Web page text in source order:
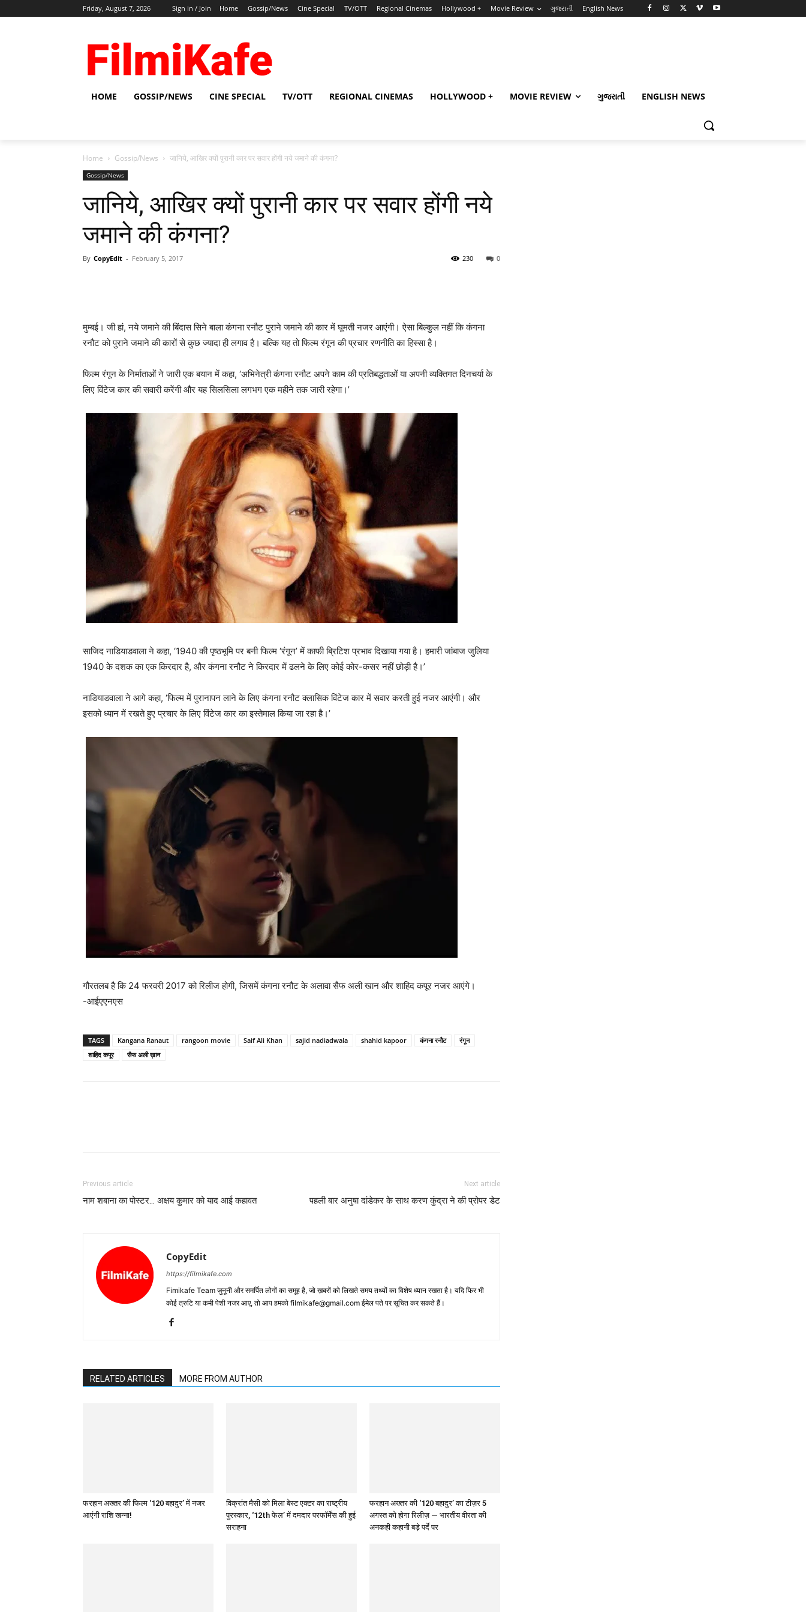
Friday, August 7, 2026 Sign in / Join Home Gossip/News Cine Special TV/OTT Regional Cinemas Hollywood + Movie Review ગુજરાતી English News
HOME GOSSIP/NEWS CINE SPECIAL TV/OTT REGIONAL CINEMAS HOLLYWOOD + MOVIE REVIEW ગુજરાતી ENGLISH NEWS
Home Gossip/News जानिये, आखिर क्‍यों पुरानी कार पर सवार होंगी नये जमाने की कंगना?
Gossip/News
जानिये, आखिर क्‍यों पुरानी कार पर सवार होंगी नये
जमाने की कंगना?
By CopyEdit - February 5, 2017 0
230
मुम्‍बई। जी हां, नये जमाने की बिंदास सिने बाला कंगना रनौट पुराने जमाने की कार में घूमती नजर आएंगी। ऐसा बिल्‍कुल नहीं कि कंगना
रनौट को पुराने जमाने की कारों से कुछ ज्‍यादा ही लगाव है। बल्‍कि यह तो फिल्‍म रंगून की प्रचार रणनीति का हिस्‍सा है।
फिल्‍म रंगून के निर्माताओं ने जारी एक बयान में कहा, ‘अभिनेत्री कंगना रनौट अपने काम की प्रतिबद्धताओं या अपनी व्यक्तिगत दिनचर्या के
लिए विंटेज कार की सवारी करेंगी और यह सिलसिला लगभग एक महीने तक जारी रहेगा।’
साजिद नाडियाडवाला ने कहा, ‘1940 की पृष्ठभूमि पर बनी फिल्‍म ‘रंगून’ में काफी ब्रिटिश प्रभाव दिखाया गया है। हमारी जांबाज जुलिया
1940 के दशक का एक किरदार है, और कंगना रनौट ने किरदार में ढलने के लिए कोई कोर-कसर नहीं छोड़ी है।’
नाडियाडवाला ने आगे कहा, ‘फिल्म में पुरानापन लाने के लिए कंगना रनौट क्लासिक विंटेज कार में सवार करती हुई नजर आएंगी। और
इसको ध्‍यान में रखते हुए प्रचार के लिए विंटेज कार का इस्‍तेमाल किया जा रहा है।’
गौरतलब है कि 24 फरवरी 2017 को रिलीज होगी, जिसमें कंगना रनौट के अलावा सैफ अली खान और शाहिद कपूर नजर आएंगे।
-आईएएनएस
TAGS Kangana Ranaut rangoon movie Saif Ali Khan sajid nadiadwala shahid kapoor कंगना रनौट
रंगून
शाहिद कपूर
सैफ अली ख़ान
Previous article
नाम शबाना का पोस्‍टर… अक्षय कुमार को याद आई कहावत
Next article
पहली बार अनुषा दांडेकर के साथ करण कुंद्रा ने की प्रोपर डेट
CopyEdit
https://filmikafe.com
Fimikafe Team जुनूनी और समर्पित लोगों का समूह है, जो ख़बरों को लिखते समय तथ्‍यों का विशेष ध्‍यान रखता है। यदि फिर भी
कोई त्रुटि या कमी पेशी नजर आए, तो आप हमको filmikafe@gmail.com ईमेल पते पर सूचित कर सकते हैं।
RELATED ARTICLES MORE FROM AUTHOR
फरहान अख्तर की फिल्म ‘120 बहादुर’ में नजर
आएंगी राशि खन्ना!
विक्रांत मैसी को मिला बेस्ट एक्टर का राष्ट्रीय
पुरस्कार, ‘12th फेल’ में दमदार परफॉर्मेंस की हुई
सराहना
फरहान अख्तर की ‘120 बहादुर’ का टीज़र 5
अगस्त को होगा रिलीज़ — भारतीय वीरता की
अनकही कहानी बड़े पर्दे पर